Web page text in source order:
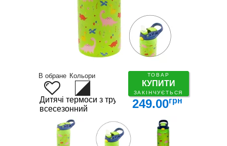
В обране Кольори ТОВАР
КУПИТИ
ЗАКІНЧУЄТЬСЯ
Дитячі термоси з трубочкою – яскравий вибір
всесезонний
249.00грн